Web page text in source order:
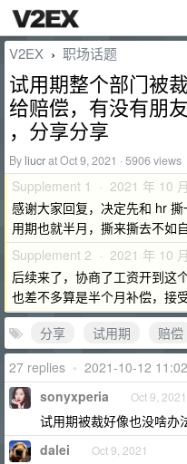
V2EX › 职场话题
试用期整个部门被
给赔偿，有没有朋
，分享分享
By liucrat Oct 9, 2021 · 5906 views
Supplement 1 · 2021 年 10
感谢大家回复，决定先和 hr
用期也就半月，撕来撕去不如
Supplement 2 · 2021 年 10
后续来了，协商了工资开到这
也差不多算是半个月补偿，接
分享
试用期 赔偿
27 replies • 2021-10-12
sonyxperia Oct 9, 2021
试用期被裁好像也没啥办
dalei Oct 9, 2021